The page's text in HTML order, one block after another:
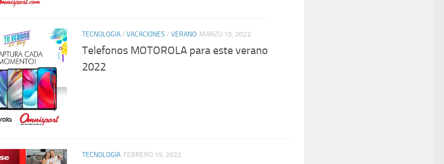
TECNOLOGIA/ VACACIONES / VERANO MARZO 15, 2022
Telefonos MOTOROLA para este verano
2022
TECNOLOGIA FEBRERO 15, 2022